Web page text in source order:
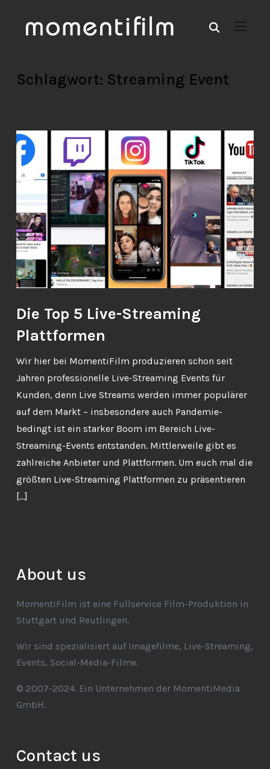
Schlagwort: Streaming Event
Die Top 5 Live-Streaming
Plattformen
Wir hier bei MomentiFilm produzieren schon seit
Jahren professionelle Live-Streaming Events für
Kunden, denn Live Streams werden immer populärer
auf dem Markt – insbesondere auch Pandemie-
bedingt ist ein starker Boom im Bereich Live-
Streaming-Events entstanden. Mittlerweile gibt es
zahlreiche Anbieter und Plattformen. Um euch mal die
größten Live-Streaming Plattformen zu präsentieren
[…]
About us
MomentiFilm ist eine Fullservice Film-Produktion in
Stuttgart und Reutlingen.
Wir sind spezialisiert auf Imagefilme, Live-Streaming,
Events, Social-Media-Filme.
© 2007-2024. Ein Unternehmen der MomentiMedia
GmbH.
Contact us